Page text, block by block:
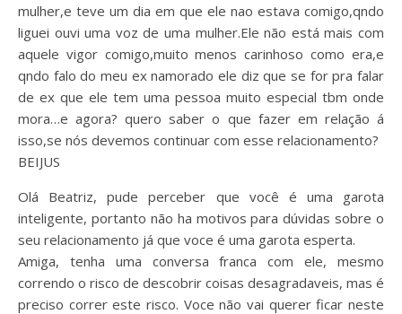
mulher,e teve um dia em que ele nao estava comigo,qndo
liguei ouvi uma voz de uma mulher.Ele não está mais com
aquele vigor comigo,muito menos carinhoso como era,e
qndo falo do meu ex namorado ele diz que se for pra falar
de ex que ele tem uma pessoa muito especial tbm onde
mora…e agora? quero saber o que fazer em relação á
isso,se nós devemos continuar com esse relacionamento?
BEIJUS
Olá Beatriz, pude perceber que você é uma garota
inteligente, portanto não ha motivos para dúvidas sobre o
seu relacionamento já que voce é uma garota esperta.
Amiga, tenha uma conversa franca com ele, mesmo
correndo o risco de descobrir coisas desagradaveis, mas é
preciso correr este risco. Voce não vai querer ficar neste